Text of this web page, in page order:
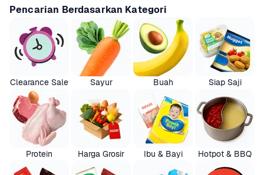
Pencarian Berdasarkan Kategori
Clearance Sale Sayur Buah Siap Saji
Protein Harga Grosir Ibu & Bayi Hotpot & BBQ